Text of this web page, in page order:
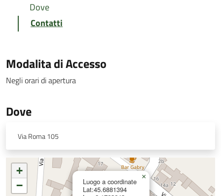
Dove
Contatti
Modalita di Accesso
Negli orari di apertura
Dove
Via Roma 105
Luogo a coordinate
Lat:45.6881394
×
+
−